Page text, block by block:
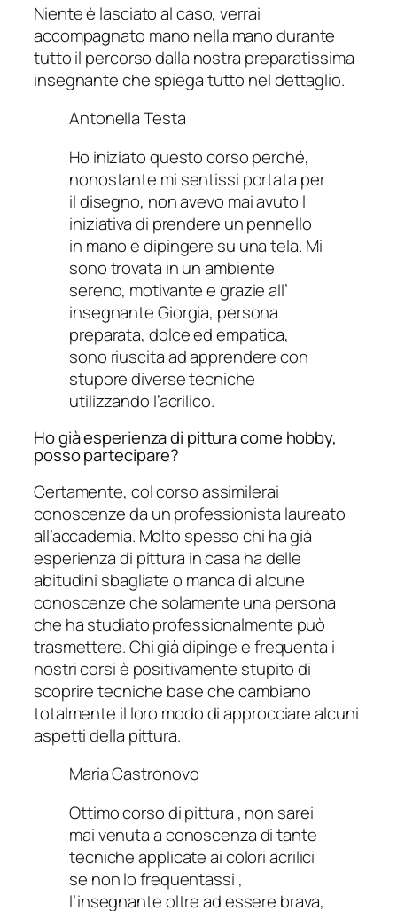
Niente è lasciato al caso, verrai
accompagnato mano nella mano durante
tutto il percorso dalla nostra preparatissima
insegnante che spiega tutto nel dettaglio.
Antonella Testa
Ho iniziato questo corso perché,
nonostante mi sentissi portata per
il disegno, non avevo mai avuto l
iniziativa di prendere un pennello
in mano e dipingere su una tela. Mi
sono trovata in un ambiente
sereno, motivante e grazie all’
insegnante Giorgia, persona
preparata, dolce ed empatica,
sono riuscita ad apprendere con
stupore diverse tecniche
utilizzando l’acrilico.
Ho già esperienza di pittura come hobby,
posso partecipare?
Certamente, col corso assimilerai
conoscenze da un professionista laureato
all’accademia. Molto spesso chi ha già
esperienza di pittura in casa ha delle
abitudini sbagliate o manca di alcune
conoscenze che solamente una persona
che ha studiato professionalmente può
trasmettere. Chi già dipinge e frequenta i
nostri corsi è positivamente stupito di
scoprire tecniche base che cambiano
totalmente il loro modo di approcciare alcuni
aspetti della pittura.
Maria Castronovo
Ottimo corso di pittura , non sarei
mai venuta a conoscenza di tante
tecniche applicate ai colori acrilici
se non lo frequentassi ,
l’insegnante oltre ad essere brava,